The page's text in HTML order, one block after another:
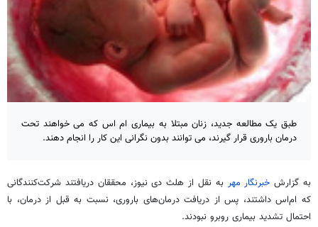
طبق یک مطالعه جدید، زنان مبتلا به بیماری ام اس که می خواهند تحت
درمان باروری قرار گیرند، می توانند بدون نگرانی این کار را انجام دهند.
به گزارشخبرنگار مهر به نقل از هلثدی نیوز، محققان دریافتند شرکت‌کنندگانی
که ام‌اس داشتند، پس از دریافت درمان‌های باروری، نسبت به قبل از درمان، با
احتمال تشدید بیماری روبرو نبودند.